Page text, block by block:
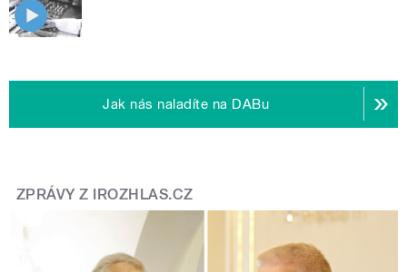
Jak nás naladíte na DABu
ZPRÁVY Z IROZHLAS.CZ